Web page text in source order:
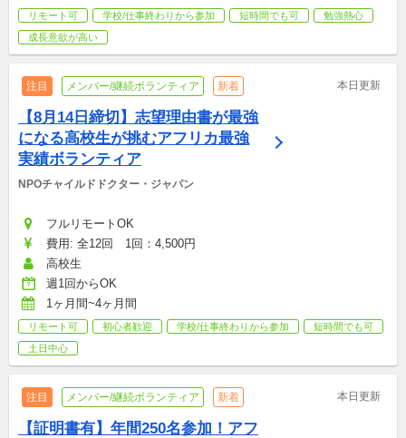
リモート可 学校/仕事終わりから参加 短時間でも可
勉強熱心
成長意欲が高い
注目 メンバー/継続ボランティア 新着 本日更新
【8月14日締切】志望理由書が最強
になる高校生が挑むアフリカ最強
実績ボランティア
NPOチャイルドドクター・ジャパン
フルリモートOK
費用: 全12回　1回：4,500円
高校生
週1回からOK
1ヶ月間~4ヶ月間
リモート可 初心者歓迎 学校/仕事終わりから参加
短時間でも可
土日中心
注目 メンバー/継続ボランティア 新着 本日更新
【証明書有】年間250名参加！アフ